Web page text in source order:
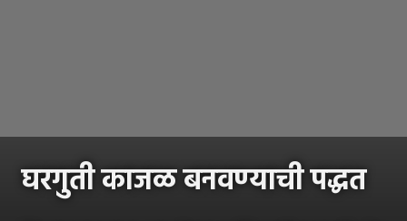
घरगुती काजळ बनवण्याची पद्धत